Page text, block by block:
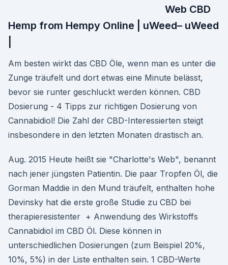
Web CBD
Hemp from Hempy Online | uWeed– uWeed
Am besten wirkt das CBD Öle, wenn man es unter die
Zunge träufelt und dort etwas eine Minute belässt,
bevor sie runter geschluckt werden können. CBD
Dosierung - 4 Tipps zur richtigen Dosierung von
Cannabidiol! Die Zahl der CBD-Interessierten steigt
insbesondere in den letzten Monaten drastisch an.
Aug. 2015 Heute heißt sie "Charlotte's Web", benannt
nach jener jüngsten Patientin. Die paar Tropfen Öl, die
Gorman Maddie in den Mund träufelt, enthalten hohe
Devinsky hat die erste große Studie zu CBD bei
therapieresistenter + Anwendung des Wirkstoffs
Cannabidiol im CBD Öl. Diese können in
unterschiedlichen Dosierungen (zum Beispiel 20%,
10%, 5%) in der Liste enthalten sein. 1 CBD-Werte